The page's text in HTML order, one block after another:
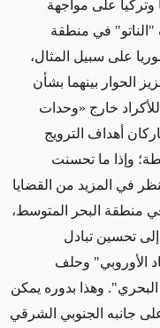
وتركيا على مواجهة
في منطقة
على سبيل المثال،
الحوار بينهما بشأن
خارج «وحدات
أهداف الترويج
وإذا ما تحسنت
في المزيد من القضايا
منطقة البحر المتوسط،
إلى تحسين تبادل
الأوروبي" وحلف
البحري". وهذا بدوره يمكن
جانبه الجنوبي الشرقي